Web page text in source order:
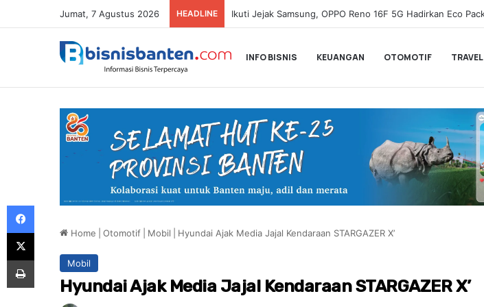
Jumat, 7 Agustus 2026 HEADLINE
INFO BISNIS KEUANGAN OTOMOTIF TRAVEL
Home Otomotif Mobil Hyundai Ajak Media Jajal Kendaraan STARGAZER X’
Mobil
Hyundai Ajak Media Jajal Kendaraan STARGAZER X’
Facebook